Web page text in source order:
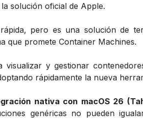
solución oficial de Apple.
pero es una solución de
que promete Container Machines.
y gestionar
rápidamente la nueva
nativa con macOS 26
genéricas no pueden